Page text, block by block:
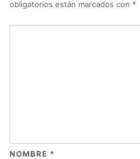
obligatorios están marcados con *
NOMBRE *